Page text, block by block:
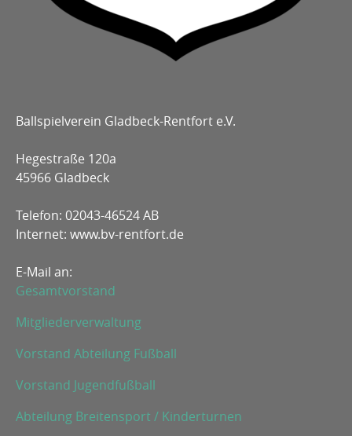
Ballspielverein Gladbeck-Rentfort e.V.
Hegestraße 120a
45966 Gladbeck
Telefon: 02043-46524 AB
Internet: www.bv-rentfort.de
E-Mail an:
Gesamtvorstand
Mitgliederverwaltung
Vorstand Abteilung Fußball
Vorstand Jugendfußball
Abteilung Breitensport / Kinderturnen